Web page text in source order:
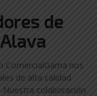
de
ComercialGama nos
de alta calidad
Nuestra colaboración